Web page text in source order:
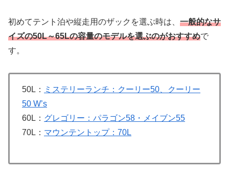
初めてテント泊や縦走用のザックを選ぶ時は、 一般的なサ
イズの50L～65Lの容量のモデルを選ぶのがおすすめで
す。
50L：
ミステリーランチ：クーリー50、クーリー
50 W’s
60L： グレゴリー：パラゴン58・メイブン55
70L： マウンテントップ：70L